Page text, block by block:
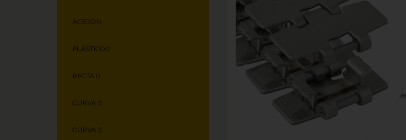
ACERO ()
PLÁSTICO ()
RECTA ()
CURVA ()
CURVA ()